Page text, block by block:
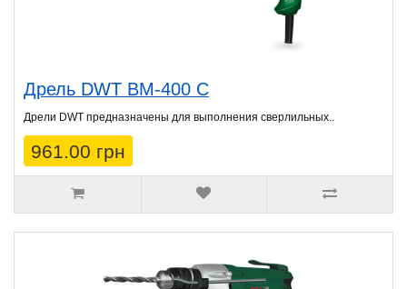
Дрель DWT BM-400 C
Дрели DWT предназначены для выполнения сверлильных..
961.00 грн